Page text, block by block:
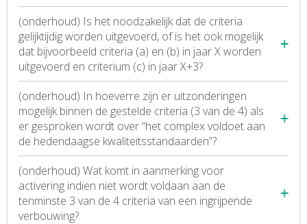
(onderhoud) Is het noodzakelijk dat de criteria
gelijktijdig worden uitgevoerd, of is het ook mogelijk
dat bijvoorbeeld criteria (a) en (b) in jaar X worden
uitgevoerd en criterium (c) in jaar X+3?
(onderhoud) In hoeverre zijn er uitzonderingen
mogelijk binnen de gestelde criteria (3 van de 4) als
er gesproken wordt over “het complex voldoet aan
de hedendaagse kwaliteitsstandaarden”?
(onderhoud) Wat komt in aanmerking voor
activering indien niet wordt voldaan aan de
tenminste 3 van de 4 criteria van een ingrijpende
verbouwing?